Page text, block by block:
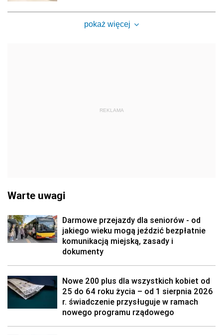
pokaż więcej
REKLAMA
Warte uwagi
Darmowe przejazdy dla seniorów - od
jakiego wieku mogą jeździć bezpłatnie
komunikacją miejską, zasady i
dokumenty
Nowe 200 plus dla wszystkich kobiet od
25 do 64 roku życia – od 1 sierpnia 2026
r. świadczenie przysługuje w ramach
nowego programu rządowego